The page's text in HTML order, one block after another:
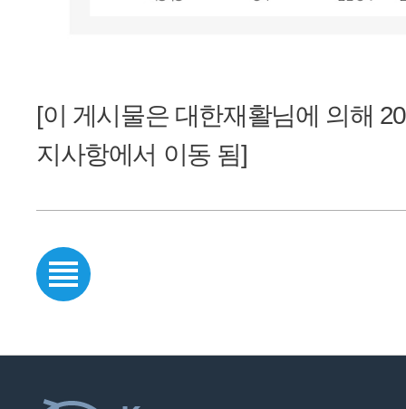
[이 게시물은 대한재활님에 의해
지사항에서 이동 됨]